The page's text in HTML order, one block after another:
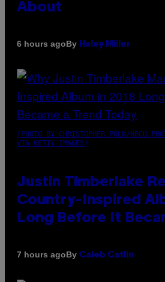
About
6 hours agoBy Haley Miller
(PHOTO BY CHRISTOPHER POLK/NBCU
VIA GETTY IMAGES)
Justin Timberlake
Country-Inspired
Long Before It
7 hours agoBy Caleb Catlin